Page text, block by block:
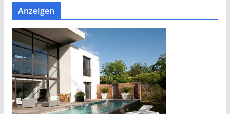
Anzeigen